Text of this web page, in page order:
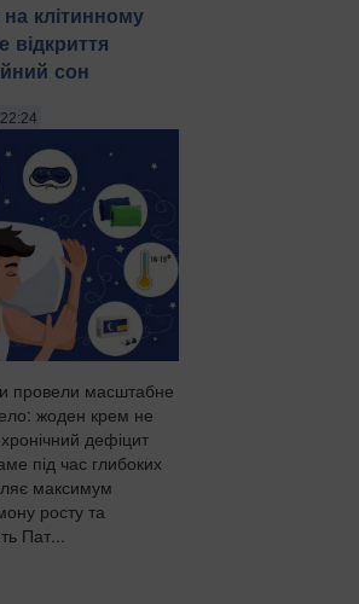
клітинному
відкриття
сон
провели масштабне
жоден крем не
дефіцит
під час глибоких
максимум
росту та
Пат...